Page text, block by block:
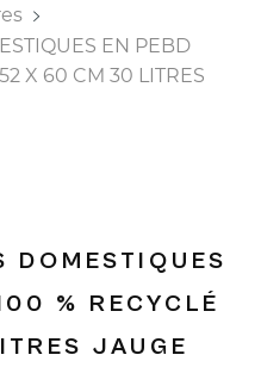
EN PEBD
X 60 CM 30 LITRES
DOMESTIQUES
% RECYCLÉ
JAUGE